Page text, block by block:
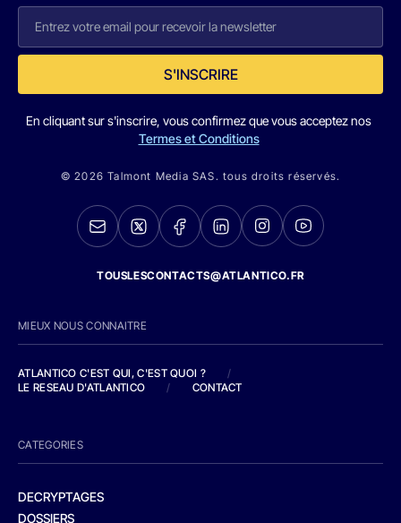
S'INSCRIRE
En cliquant sur s'inscrire, vous confirmez que vous acceptez nos
Termes et Conditions
© 2026 Talmont Media SAS. tous droits réservés.
TOUSLESCONTACTS@ATLANTICO.FR
MIEUX NOUS CONNAITRE
ATLANTICO C'EST QUI, C'EST QUOI ?
/
LE RESEAU D'ATLANTICO
/ CONTACT
CATEGORIES
DECRYPTAGES
DOSSIERS